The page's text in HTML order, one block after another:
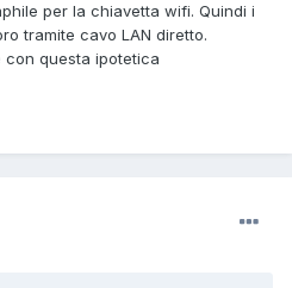
per la chiavetta wifi. Quindi i
tramite cavo LAN diretto.
questa ipotetica